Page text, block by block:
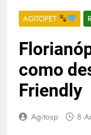
AGITOPET
como
Friendly
Agitosp 8